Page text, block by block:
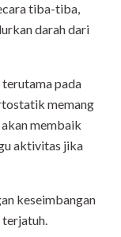
tiba-tiba,
darah dari
terutama pada
memang
membaik
aktivitas jika
keseimbangan
terjatuh.